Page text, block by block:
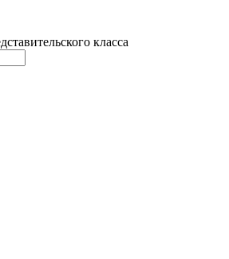
класса